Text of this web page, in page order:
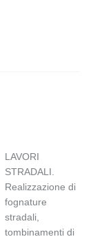
LAVORI
STRADALI.
Realizzazione di
fognature
stradali,
tombinamenti di